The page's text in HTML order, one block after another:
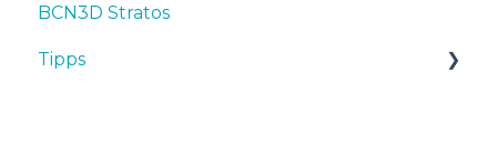
Wartung
Tipps
First steps
Maintenance
Tipps
TPU
BCN3D Stratos
Tipps